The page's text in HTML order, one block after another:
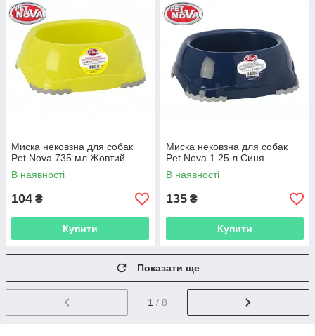
Миска нековзна для собак
Pet Nova 735 мл Жовтий
В наявності
104 ₴
Купити
Миска нековзна для собак
Pet Nova 1.25 л Синя
В наявності
135 ₴
Купити
Показати ще
1 / 8